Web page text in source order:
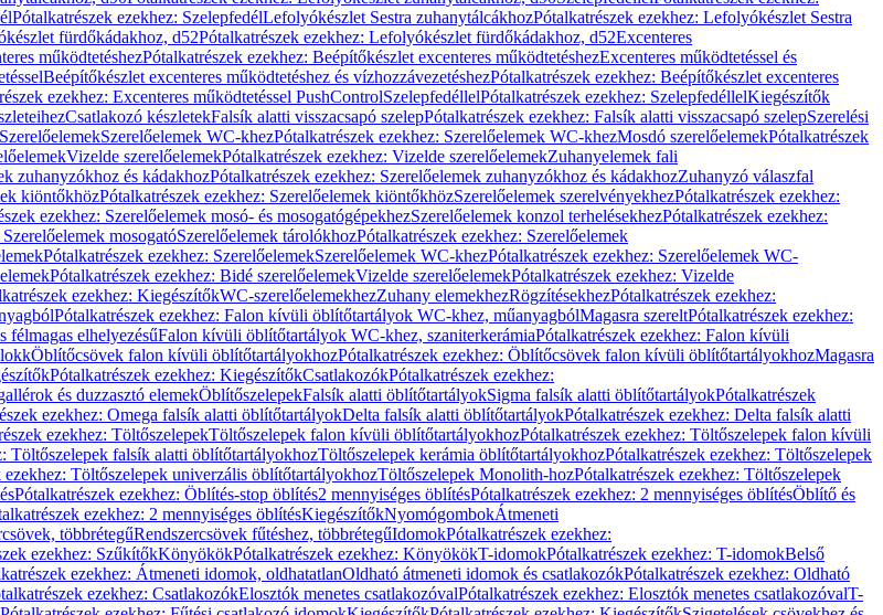
Pótalkatrészek ezekhez: SzelepfedélLefolyókészlet Sestra zuhanytálcákhozPótalkatrészek ezekhez: Lefolyókészlet Sestra
fürdőkádakhoz, d52Pótalkatrészek ezekhez: Lefolyókészlet fürdőkádakhoz, d52Excenteres
működtetéshezPótalkatrészek ezekhez: Beépítőkészlet excenteres működtetéshezExcenteres működtetéssel és
Beépítőkészlet excenteres működtetéshez és vízhozzávezetéshezPótalkatrészek ezekhez: Beépítőkészlet excenteres
ezekhez: Excenteres működtetéssel PushControlSzelepfedéllelPótalkatrészek ezekhez: SzelepfedéllelKiegészítők
Csatlakozó készletekFalsík alatti visszacsapó szelepPótalkatrészek ezekhez: Falsík alatti visszacsapó szelepSzerelési
Szerelőelemek WC-khezPótalkatrészek ezekhez: Szerelőelemek WC-khezMosdó szerelőelemekPótalkatrészek
Vizelde szerelőelemekPótalkatrészek ezekhez: Vizelde szerelőelemekZuhanyelemek fali
zuhanyzókhoz és kádakhozPótalkatrészek ezekhez: Szerelőelemek zuhanyzókhoz és kádakhozZuhanyzó válaszfal
kiöntőkhözPótalkatrészek ezekhez: Szerelőelemek kiöntőkhözSzerelőelemek szerelvényekhezPótalkatrészek ezekhez:
ezekhez: Szerelőelemek mosó- és mosogatógépekhezSzerelőelemek konzol terhelésekhezPótalkatrészek ezekhez:
mosogatóSzerelőelemek tárolókhozPótalkatrészek ezekhez: Szerelőelemek
Pótalkatrészek ezekhez: SzerelőelemekSzerelőelemek WC-khezPótalkatrészek ezekhez: Szerelőelemek WC-
Pótalkatrészek ezekhez: Bidé szerelőelemekVizelde szerelőelemekPótalkatrészek ezekhez: Vizelde
ezekhez: KiegészítőkWC-szerelőelemekhezZuhany elemekhezRögzítésekhezPótalkatrészek ezekhez:
Pótalkatrészek ezekhez: Falon kívüli öblítőtartályok WC-khez, műanyagbólMagasra szereltPótalkatrészek ezekhez:
félmagas elhelyezésűFalon kívüli öblítőtartályok WC-khez, szaniterkerámiaPótalkatrészek ezekhez: Falon kívüli
Öblítőcsövek falon kívüli öblítőtartályokhozPótalkatrészek ezekhez: Öblítőcsövek falon kívüli öblítőtartályokhozMagasra
Pótalkatrészek ezekhez: KiegészítőkCsatlakozókPótalkatrészek ezekhez:
és duzzasztó elemekÖblítőszelepekFalsík alatti öblítőtartályokSigma falsík alatti öblítőtartályokPótalkatrészek
ezekhez: Omega falsík alatti öblítőtartályokDelta falsík alatti öblítőtartályokPótalkatrészek ezekhez: Delta falsík alatti
ezekhez: TöltőszelepekTöltőszelepek falon kívüli öblítőtartályokhozPótalkatrészek ezekhez: Töltőszelepek falon kívüli
Töltőszelepek falsík alatti öblítőtartályokhozTöltőszelepek kerámia öblítőtartályokhozPótalkatrészek ezekhez: Töltőszelepek
ezekhez: Töltőszelepek univerzális öblítőtartályokhozTöltőszelepek Monolith-hozPótalkatrészek ezekhez: Töltőszelepek
Pótalkatrészek ezekhez: Öblítés-stop öblítés2 mennyiséges öblítésPótalkatrészek ezekhez: 2 mennyiséges öblítésÖblítő és
ezekhez: 2 mennyiséges öblítésKiegészítőkNyomógombokÁtmeneti
többrétegűRendszercsövek fűtéshez, többrétegűIdomokPótalkatrészek ezekhez:
ezekhez: SzűkítőkKönyökökPótalkatrészek ezekhez: KönyökökT-idomokPótalkatrészek ezekhez: T-idomokBelső
ezekhez: Átmeneti idomok, oldhatatlanOldható átmeneti idomok és csatlakozókPótalkatrészek ezekhez: Oldható
ezekhez: CsatlakozókElosztók menetes csatlakozóvalPótalkatrészek ezekhez: Elosztók menetes csatlakozóvalT-